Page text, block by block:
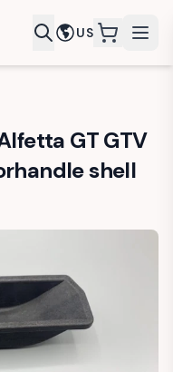
US
GT GTV
shell